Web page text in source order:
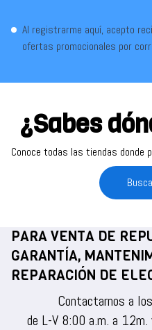
Al registrarme aquí, acepto
ofertas promocionales por
¿Sabes
Conoce todas las tiendas donde
PARA VENTA DE
GARANTÍA,
REPARACIÓN DE
Contactarnos a
de L-V 8:00 a.m. a